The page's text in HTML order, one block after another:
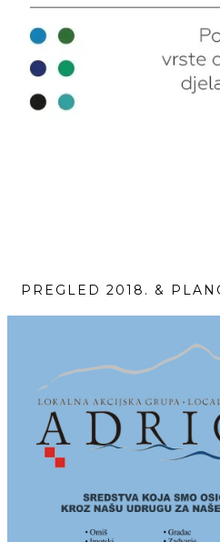
PREGLED 2018. &